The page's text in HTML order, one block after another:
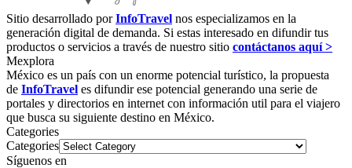
Sitio desarrollado porInfoTravel nos especializamos en la
generación digital de demanda. Si estas interesado en difundir tus
productos o servicios a través de nuestro sitio contáctanos aquí >
Mexplora
México es un país con un enorme potencial turístico, la propuesta
de InfoTravel es difundir ese potencial generando una serie de
portales y directorios en internet con información util para el viajero
que busca su siguiente destino en México.
Categories
Categories
Síguenos en